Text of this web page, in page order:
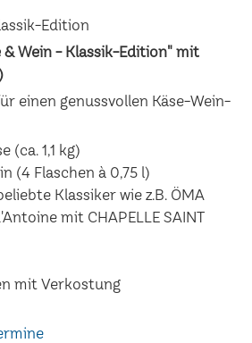
& Wein - Klassik-Edition" mit
einen genussvollen Käse-Wein-
(ca. 1,1 kg)
(4 Flaschen à 0,75 l)
Klassiker wie z.B. ÖMA
mit CHAPELLE SAINT
mit Verkostung